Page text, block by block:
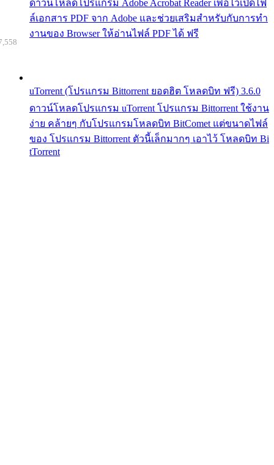
ดาวน์โหลดโปรแกรม Adobe Acrobat Reader เพื่อไว้เปิดไฟ
ล์เอกสาร PDF จาก Adobe และช่วยเสริมสำหรับกับการทำ
งานของ Browser ให้อ่านไฟล์ PDF ได้ ฟรี
uTorrent (โปรแกรม Bittorrent ยอดฮิต โหลดบิท ฟรี) 3.6.0
ดาวน์โหลดโปรแกรม uTorrent โปรแกรม Bittorrent ใช้งาน
ง่าย คล้ายๆ กับโปรแกรมโหลดบิท BitComet แต่ขนาดไฟล์
ของ โปรแกรม Bittorrent ตัวนี้เล็กมากๆ เอาไว้ โหลดบิท Bi
tTorrent